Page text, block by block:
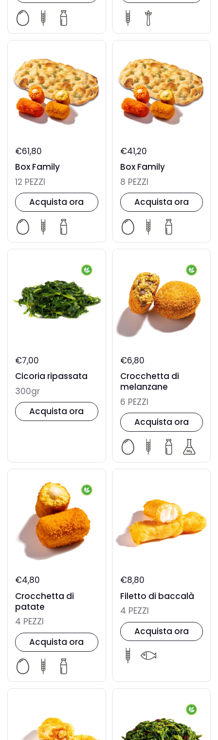
€61,80
Box Family
12 PEZZI
Acquista ora
€41,20
Box Family
8 PEZZI
Acquista ora
€7,00
Cicoria ripassata
300gr
Acquista ora
€6,80
Crocchetta di
melanzane
6 PEZZI
Acquista ora
€4,80
Crocchetta di
patate
4 PEZZI
Acquista ora
€8,80
Filetto di baccalà
4 PEZZI
Acquista ora